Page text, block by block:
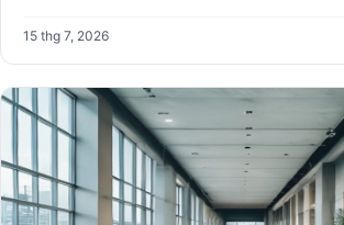
15 thg 7, 2026